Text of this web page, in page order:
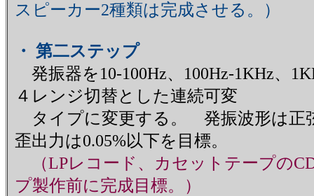
スピーカー2種類は完成させる。）
・ 第二ステップ
発振器を10-100Hz、100Hz-1KHz、
４レンジ切替とした連続可変
タイプに変更する。 発振波形は正
歪出力は0.05%以下を目標。
（LPレコード、カセットテープの
プ製作前に完成目標。）